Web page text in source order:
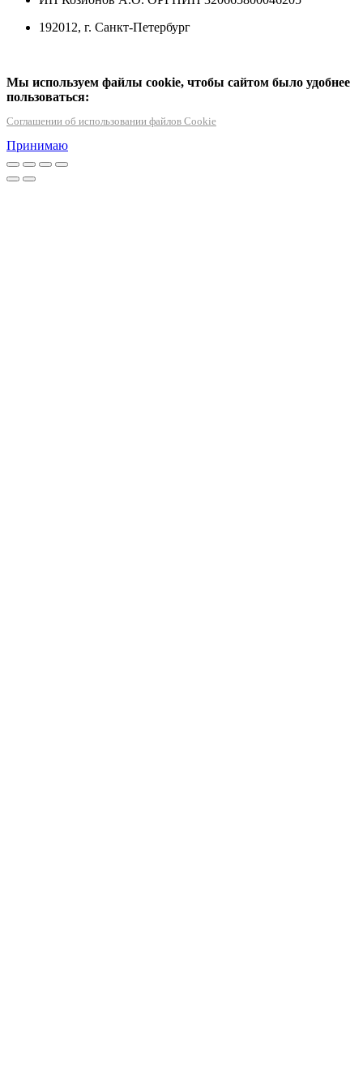
192012, г. Санкт-Петербург
Мы используем файлы cookie, чтобы сайтом было удобнее
пользоваться:
Соглашении об использовании файлов Cookie
Принимаю